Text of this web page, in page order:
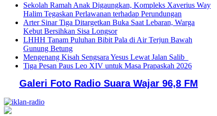
Sekolah Ramah Anak Digaungkan, Kompleks Xaverius Way
Halim Tegaskan Perlawanan terhadap Perundungan
Arter Sinar Tiga Ditargetkan Buka Saat Lebaran, Warga
Kebut Bersihkan Sisa Longsor
LHHH Tanam Puluhan Bibit Pala di Air Terjun Bawah
Gunung Betung
Mengenang Kisah Sengsara Yesus Lewat Jalan Salib
Tiga Pesan Paus Leo XIV untuk Masa Prapaskah 2026
Galeri Foto Radio Suara Wajar 96,8 FM